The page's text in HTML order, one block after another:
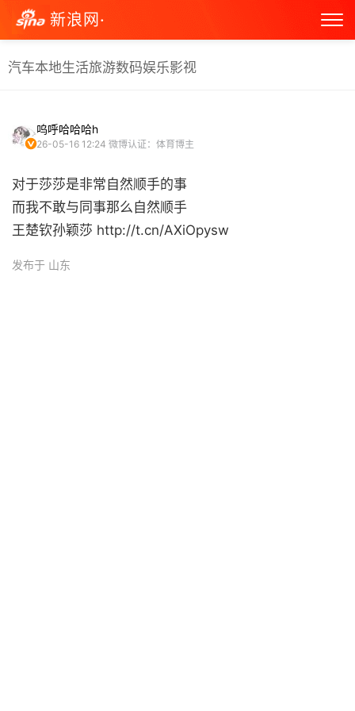
新浪网·
汽车本地生活旅游数码娱乐影视
呜呼哈哈哈h
26-05-16 12:24 微博认证：体育博主
对于莎莎是非常自然顺手的事
而我不敢与同事那么自然顺手
王楚钦孙颖莎 http://t.cn/AXiOpysw ​
发布于 山东